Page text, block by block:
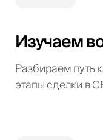
Изучаем
Разбираем путь
этапы сделки в